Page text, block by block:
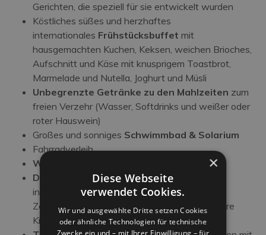
Gerichten, die speziell für sie entwickelt wurden
Köstliches süßes und herzhaftes
internationales Frühstücksbuffet mit
hausgemachten Kuchen, Keksen, weichen Brioches,
Aufschnitt und Käse mit knusprigem Toastbrot,
Marmelade und Nutella, Joghurt und Müsli
Unbegrenzte Getränke zu den Mahlzeiten zum
freien Verzehr (Wasser, Softdrinks und weißer oder
roter Hauswein)
Großes und sonniges Schwimmbad & Solarium
Fahrradverleih
Wi-Fi
in FIBER im gesamten Hotel verfügbar
Digitaler Online-KioskAlle nationalen und
internationalen Zeitungen, Sportanzeiger,
Zeitschriften aller Art, Bücher und Spiele für Ihre
Kinder
×
Diese Webseite
verwendet Cookies.
Wir und ausgewählte Dritte setzen Cookies
oder ähnliche Technologien für technische
Zwecke ein und – mit Ihrer Einwilligung – für